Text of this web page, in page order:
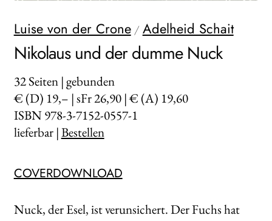
WEITERE VERLAGE
Luise von der Crone/ Adelheid Schait
Nikolaus und der dumme Nuck
32Seiten | gebunden
€ (D) 19,– | sFr 26,90 | € (A) 19,60
ISBN 978-3-7152-0557-1
lieferbar |Bestellen
COVERDOWNLOAD
Nuck, der Esel, ist verunsichert. Der Fuchs hat